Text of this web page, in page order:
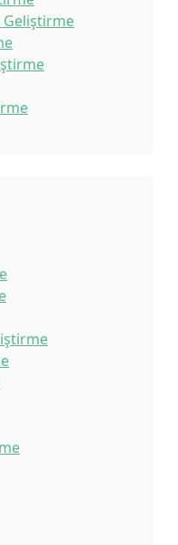
Geliştirme